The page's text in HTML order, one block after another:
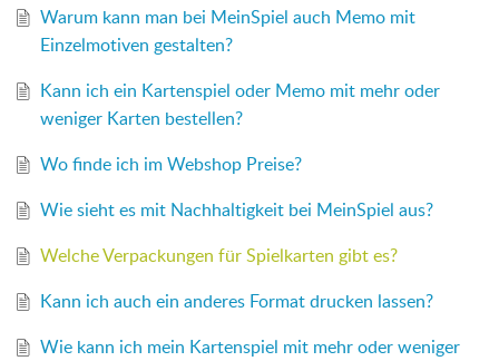
Warum kann man bei MeinSpiel auch Memo mit
Einzelmotiven gestalten?
Kann ich ein Kartenspiel oder Memo mit mehr oder
weniger Karten bestellen?
Wo finde ich im Webshop Preise?
Wie sieht es mit Nachhaltigkeit bei MeinSpiel aus?
Welche Verpackungen für Spielkarten gibt es?
Kann ich auch ein anderes Format drucken lassen?
Wie kann ich mein Kartenspiel mit mehr oder weniger